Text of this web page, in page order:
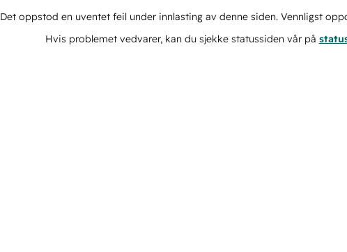
Det oppstod en uventet feil under innlasting av denne siden. Vennligst
Hvis problemet vedvarer, kan du sjekke statussiden vår på